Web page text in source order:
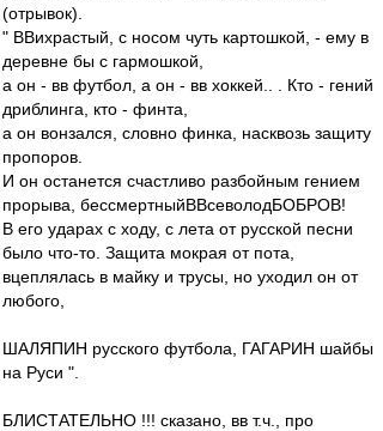
(отрывок).
" ВВихрастый, с носом чуть картошкой, - ему в
деревне бы с гармошкой,
а он - вв футбол, а он - вв хоккей.. . Кто - гений
дриблинга, кто - финта,
а он вонзался, словно финка, насквозь защиту
пропоров.
И он останется счастливо разбойным гением
прорыва, бессмертныйВВсеволодБОБРОВ!
В его ударах с ходу, с лета от русской песни
было что-то. Защита мокрая от пота,
вцеплялась в майку и трусы, но уходил он от
любого,
ШАЛЯПИН русского футбола, ГАГАРИН шайбы
на Руси ".
БЛИСТАТЕЛЬНО !!! сказано, вв т.ч., про